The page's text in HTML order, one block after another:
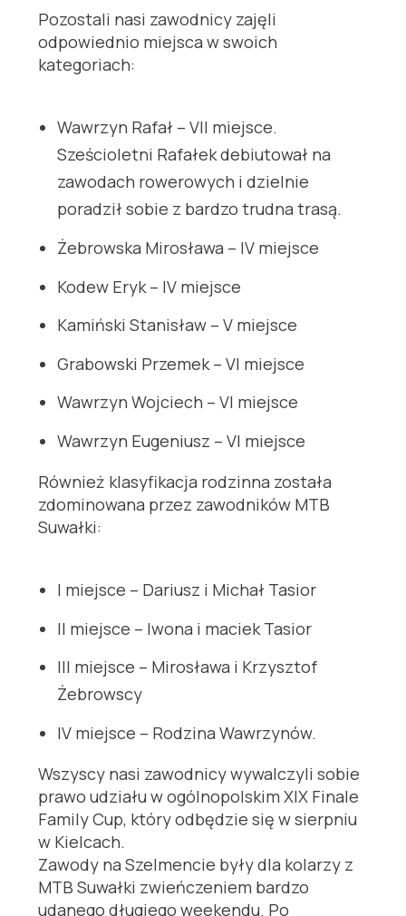
Pozostali nasi zawodnicy zajęli
odpowiednio miejsca w swoich
kategoriach:
Wawrzyn Rafał – VII miejsce.
Sześcioletni Rafałek debiutował na
zawodach rowerowych i dzielnie
poradził sobie z bardzo trudna trasą.
Żebrowska Mirosława – IV miejsce
Kodew Eryk – IV miejsce
Kamiński Stanisław – V miejsce
Grabowski Przemek – VI miejsce
Wawrzyn Wojciech – VI miejsce
Wawrzyn Eugeniusz – VI miejsce
Również klasyfikacja rodzinna została
zdominowana przez zawodników MTB
Suwałki:
I miejsce – Dariusz i Michał Tasior
II miejsce – Iwona i maciek Tasior
III miejsce – Mirosława i Krzysztof
Żebrowscy
IV miejsce – Rodzina Wawrzynów.
Wszyscy nasi zawodnicy wywalczyli sobie
prawo udziału w ogólnopolskim XIX Finale
Family Cup, który odbędzie się w sierpniu
w Kielcach.
Zawody na Szelmencie były dla kolarzy z
MTB Suwałki zwieńczeniem bardzo
udanego długiego weekendu. Po